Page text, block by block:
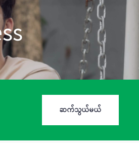
ဆက်သွယ်မယ်